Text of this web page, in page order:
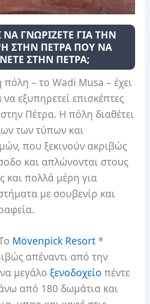
ΝΑ ΓΝΩΡΙΖΕΤΕ ΓΙΑ ΤΗΝ
ΣΤΗΝ ΠΕΤΡΑ ΠΟΥ ΝΑ
ΣΤΗΝ ΠΕΤΡΑ;
– το Wadi Musa – έχει
εξυπηρετεί επισκέπτες
Πέτρα. Η πόλη διαθέτει
των τύπων και
που ξεκινούν ακριβώς
και απλώνονται στους
και πολλά μέρη για
με σουβενίρ και
Mövenpick Resort *
απέναντι από την
μεγάλο ξενοδοχείο πέντε
από 180 δωμάτια και